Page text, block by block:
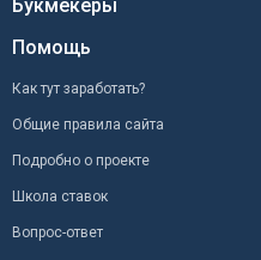
Букмекеры
Помощь
Как тут заработать?
Общие правила сайта
Подробно о проекте
Школа ставок
Вопрос-ответ